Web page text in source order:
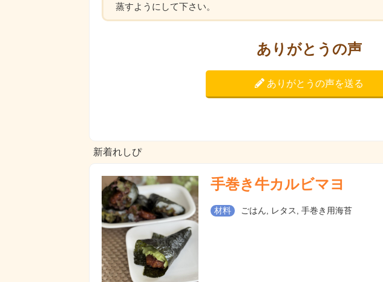
蒸すようにして下さい。
ありがとうの声
ありがとうの声を送る
新着れしぴ
手巻き牛カルビマヨ
材料 ごはん, レタス, 手巻き用海苔